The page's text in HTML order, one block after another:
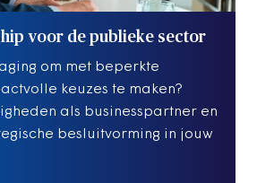
voor de publieke sector
om met beperkte
keuzes te maken?
als businesspartner en
besluitvorming in jouw